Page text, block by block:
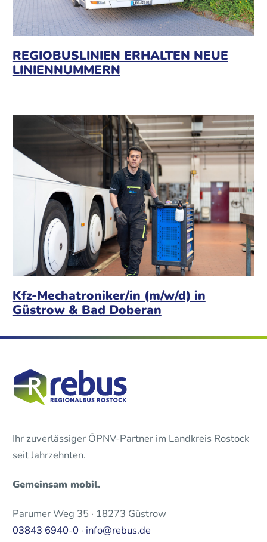
REGIOBUSLINIEN ERHALTEN NEUE
LINIENNUMMERN
Kfz-Mechatroniker/in (m/w/d) in
Güstrow & Bad Doberan
Ihr zuverlässiger ÖPNV-Partner im Landkreis Rostock
seit Jahrzehnten.
Gemeinsam mobil.
Parumer Weg 35 · 18273 Güstrow
03843 6940-0 · info@rebus.de